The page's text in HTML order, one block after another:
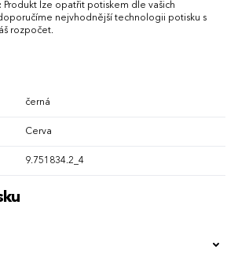
Produkt lze opatřit potiskem dle vašich
nejvhodnější technologii potisku s
rozpočet.
černá
Cerva
9.751834.2_4